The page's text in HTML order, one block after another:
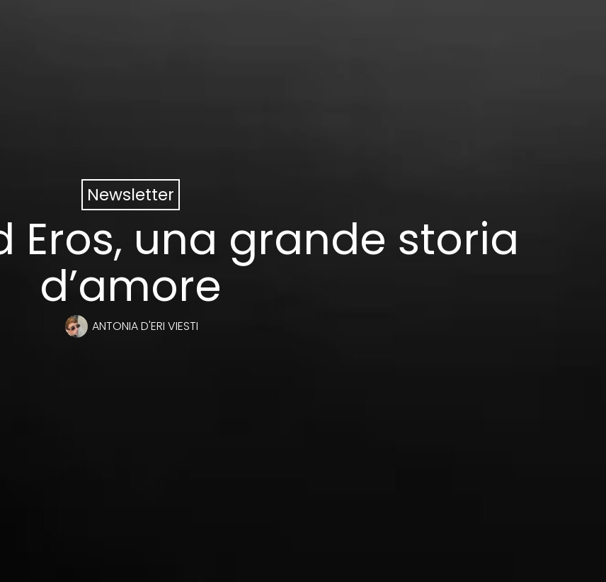
Newsletter
Eros, una grande storia
d’amore
ANTONIA D'ERI VIESTI